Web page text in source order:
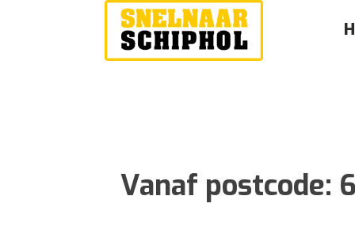
Vanaf postcode: